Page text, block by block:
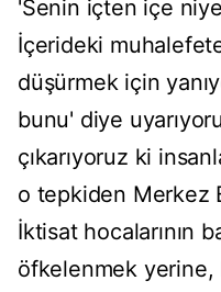
'Senin içten içe
İçerideki
düşürmek için
bunu' diye
çıkarıyoruz ki
o tepkiden Merkez
İktisat hocalarının
öfkelenmek yerine,